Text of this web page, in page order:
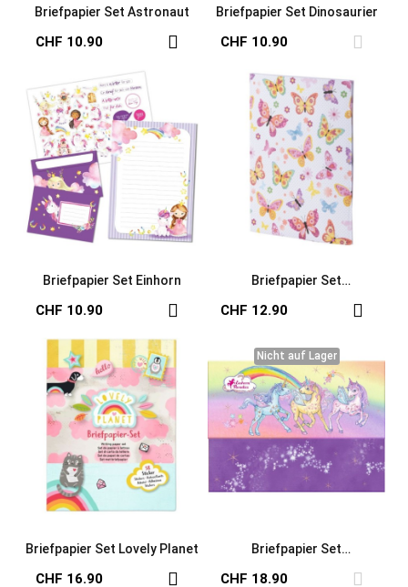
Briefpapier Set Astronaut
CHF 10.90
Briefpapier Set Dinosaurier
CHF 10.90
Briefpapier Set Einhorn
CHF 10.90
Briefpapier Set
CHF 12.90
Briefpapier Set Lovely Planet
CHF 16.90
Nicht auf Lager
Nicht auf Lager
Briefpapier Set
CHF 18.90